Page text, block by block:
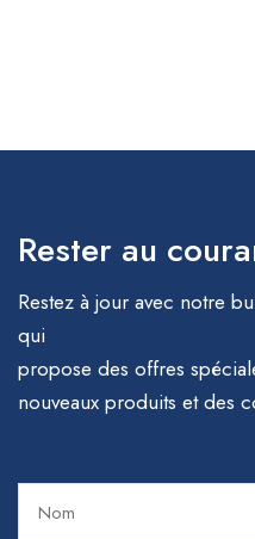
Rester au
Restez à jour avec notre
qui
propose des offres
nouveaux produits et des